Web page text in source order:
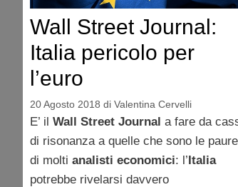
Wall Street Journal:
Italia pericolo per
l’euro
20 Agosto 2018 di Valentina Cervelli
E’ il Wall Street Journal a fare da
di risonanza a quelle che sono le paure
di molti analisti economici: l’Italia
potrebbe rivelarsi davvero